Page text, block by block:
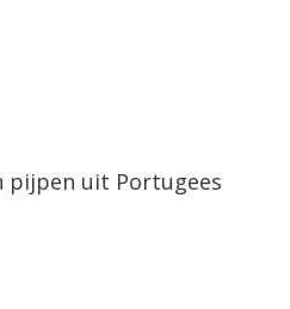
pijpen uit Portugees